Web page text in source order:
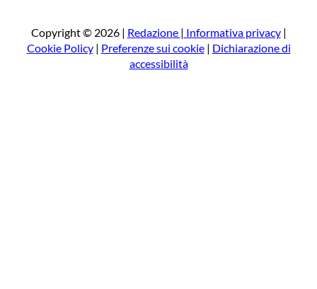
a
Copyright © 2026 | Redazione | Informativa privacy|
Cookie Policy| Preferenze sui cookie| Dichiarazione di
accessibilità